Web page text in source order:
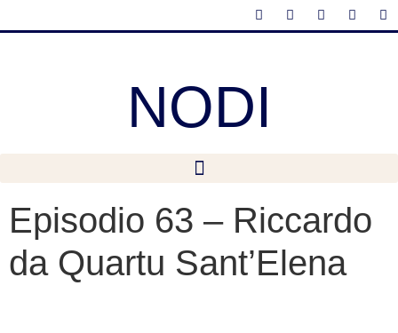
NODI
Episodio 63 – Riccardo
da Quartu Sant’Elena